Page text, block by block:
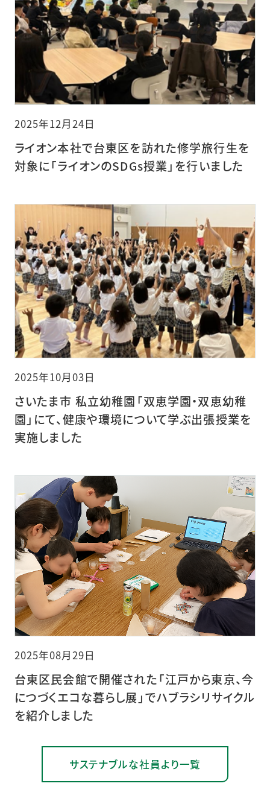
2025年12月24日
ライオン本社で台東区を訪れた修学旅行生を
対象に「ライオンのSDGs授業」を行いました
2025年10月03日
さいたま市 私立幼稚園「双恵学園・双恵幼稚
園」にて、健康や環境について学ぶ出張授業を
実施しました
2025年08月29日
台東区民会館で開催された「江戸から東京、今
につづくエコな暮らし展」でハブラシリサイクル
を紹介しました
サステナブルな社員より一覧